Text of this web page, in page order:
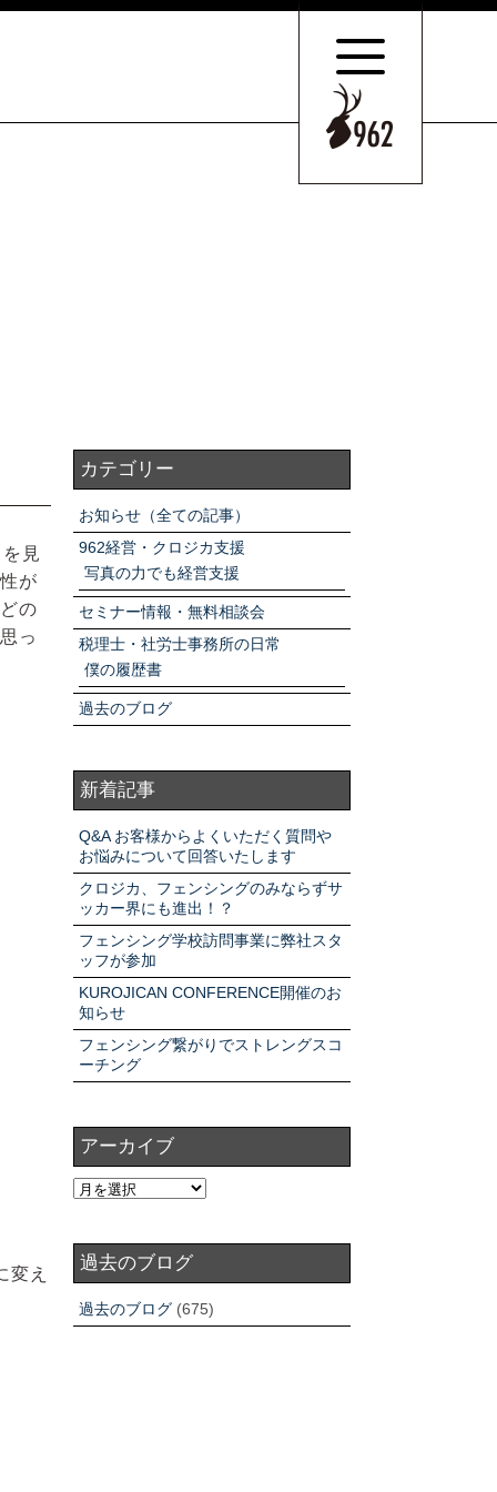
見
が
の
っ
変え
カテゴリー
お知らせ（全ての記事）
962経営・クロジカ支援
写真の力でも経営支援
セミナー情報・無料相談会
税理士・社労士事務所の日常
僕の履歴書
過去のブログ
新着記事
Q&A お客様からよくいただく質問や
お悩みについて回答いたします
クロジカ、フェンシングのみならずサ
ッカー界にも進出！？
フェンシング学校訪問事業に弊社スタ
ッフが参加
KUROJICAN CONFERENCE開催のお
知らせ
フェンシング繋がりでストレングスコ
ーチング
アーカイブ
過去のブログ
過去のブログ (675)
アクセスマップ
お電話・
お問合せフォーム